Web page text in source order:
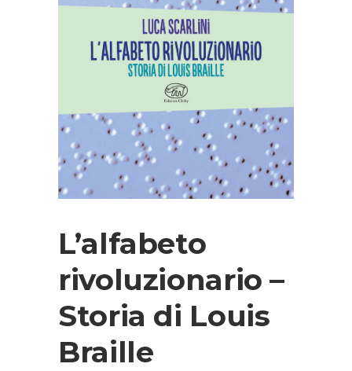
L’alfabeto
rivoluzionario –
Storia di Louis
Braille